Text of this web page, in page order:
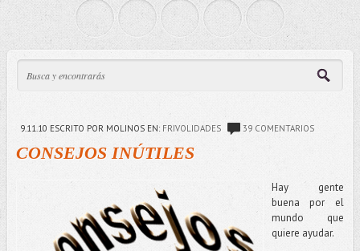
9.11.10 ESCRITO POR MOLINOS EN: FRIVOLIDADES 39 COMENTARIOS
CONSEJOS INÚTILES
Hay gente
buena por el
mundo que
quiere ayudar.